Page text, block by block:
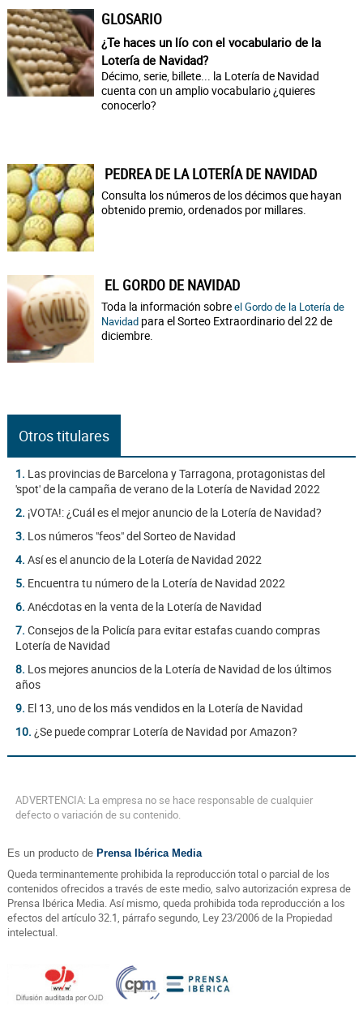
GLOSARIO
¿Te haces un lío con el vocabulario de la
Lotería de Navidad?
Décimo, serie, billete... la Lotería de Navidad
cuenta con un amplio vocabulario ¿quieres
conocerlo?
PEDREA DE LA LOTERÍA DE NAVIDAD
Consulta los números de los décimos que hayan
obtenido premio, ordenados por millares.
EL GORDO DE NAVIDAD
Toda la información sobreel Gordo de la Lotería de
Navidad para el Sorteo Extraordinario del 22 de
diciembre.
Otros titulares
1. Las provincias de Barcelona y Tarragona, protagonistas del
'spot' de la campaña de verano de la Lotería de Navidad 2022
2. ¡VOTA!: ¿Cuál es el mejor anuncio de la Lotería de Navidad?
3. Los números "feos" del Sorteo de Navidad
4. Así es el anuncio de la Lotería de Navidad 2022
5. Encuentra tu número de la Lotería de Navidad 2022
6. Anécdotas en la venta de la Lotería de Navidad
7. Consejos de la Policía para evitar estafas cuando compras
Lotería de Navidad
8. Los mejores anuncios de la Lotería de Navidad de los últimos
años
9. El 13, uno de los más vendidos en la Lotería de Navidad
10. ¿Se puede comprar Lotería de Navidad por Amazon?
ADVERTENCIA: La empresa no se hace responsable de cualquier
defecto o variación de su contenido.
Es un producto de Prensa Ibérica Media
Queda terminantemente prohibida la reproducción total o parcial de los
contenidos ofrecidos a través de este medio, salvo autorización expresa de
Prensa Ibérica Media. Así mismo, queda prohibida toda reproducción a los
efectos del artículo 32.1, párrafo segundo, Ley 23/2006 de la Propiedad
intelectual.